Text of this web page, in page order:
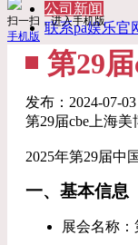
公司新闻
联系pa娱乐官
扫一扫，进入手机版
手机版
第29
发布： 2024-07-
第29届cbe上海
2025年第29届中
一、基本信息
展会名称：